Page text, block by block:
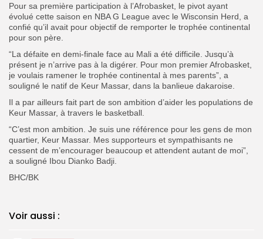
Pour sa première participation à l’Afrobasket, le pivot ayant
évolué cette saison en NBA G League avec le Wisconsin Herd, a
confié qu’il avait pour objectif de remporter le trophée continental
pour son père.
“La défaite en demi-finale face au Mali a été difficile. Jusqu’à
présent je n’arrive pas à la digérer. Pour mon premier Afrobasket,
je voulais ramener le trophée continental à mes parents”, a
souligné le natif de Keur Massar, dans la banlieue dakaroise.
Il a par ailleurs fait part de son ambition d’aider les populations de
Keur Massar, à travers le basketball.
“C’est mon ambition. Je suis une référence pour les gens de mon
quartier, Keur Massar. Mes supporteurs et sympathisants ne
cessent de m’encourager beaucoup et attendent autant de moi”,
a souligné Ibou Dianko Badji.
BHC/BK
Voir aussi :